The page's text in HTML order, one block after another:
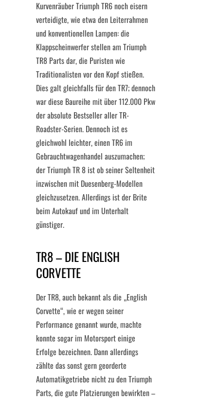
Kurvenräuber Triumph TR6 noch eisern
verteidigte, wie etwa den Leiterrahmen
und konventionellen Lampen: die
Klappscheinwerfer stellen am Triumph
TR8 Parts dar, die Puristen wie
Traditionalisten vor den Kopf stießen.
Dies galt gleichfalls für den TR7; dennoch
war diese Baureihe mit über 112.000 Pkw
der absolute Bestseller aller TR-
Roadster-Serien. Dennoch ist es
gleichwohl leichter, einen TR6 im
Gebrauchtwagenhandel auszumachen;
der Triumph TR 8 ist ob seiner Seltenheit
inzwischen mit Duesenberg-Modellen
gleichzusetzen. Allerdings ist der Brite
beim Autokauf und im Unterhalt
günstiger.
TR8 – DIE ENGLISH
CORVETTE
Der TR8, auch bekannt als die „English
Corvette“, wie er wegen seiner
Performance genannt wurde, machte
konnte sogar im Motorsport einige
Erfolge bezeichnen. Dann allerdings
zählte das sonst gern georderte
Automatikgetriebe nicht zu den Triumph
Parts, die gute Platzierungen bewirkten –